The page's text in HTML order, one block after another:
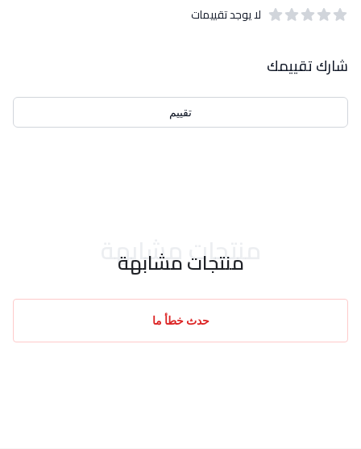
لا يوجد تقييمات
شارك تقييمك
تقييم
منتجات مشابهة
منتجات مشابهة
حدث خطأ ما